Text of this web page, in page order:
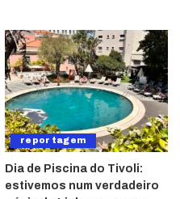
reportagem
Dia de Piscina do Tivoli:
estivemos num verdadeiro